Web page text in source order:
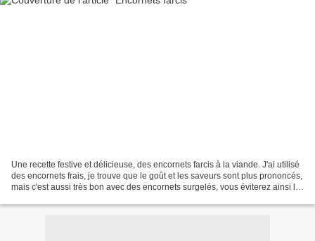
Une recette festive et délicieuse, des encornets farcis à la viande. J'ai utilisé
des encornets frais, je trouve que le goût et les saveurs sont plus prononcés,
mais c'est aussi très bon avec des encornets surgelés, vous éviterez ainsi la